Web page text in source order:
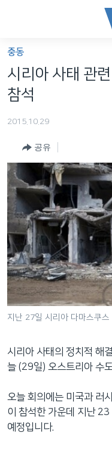
가
능
링
텐
로
이
동
메
인
네
비
으
동
검
색
세계
프로그램
주파수 안내
FOLLOW US
언어 선택
중동
시리아 사태 관
참석
2015.10.29
공유
지난 27일 시리아 다마스쿠
시리아 사태의 정치적 해
늘 (29일) 오스트리아 수
오늘 회의에는 미국과 러
이 참석한 가운데 지난
예정입니다.